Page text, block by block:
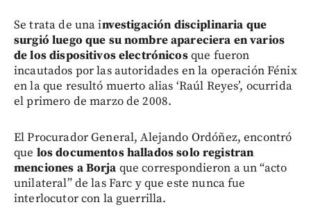
Se trata de una investigación disciplinaria que
surgió luego que su nombre apareciera en varios
de los dispositivos electrónicosque fueron
incautados por las autoridades en la operación Fénix
en la que resultó muerto alias ‘Raúl Reyes’, ocurrida
el primero de marzo de 2008.
El Procurador General, Alejando Ordóñez, encontró
que los documentos hallados solo registran
menciones a Borja que correspondieron a un “acto
unilateral” de las Farc y que este nunca fue
interlocutor con la guerrilla.